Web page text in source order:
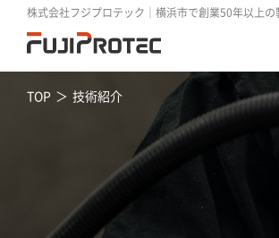
株式会社フジプロテック｜横浜市で創業50年以上
会社概要
TOP 技術紹介